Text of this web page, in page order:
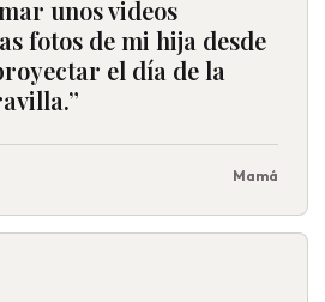
unos videos
fotos de mi hija desde
el día de la
Mamá